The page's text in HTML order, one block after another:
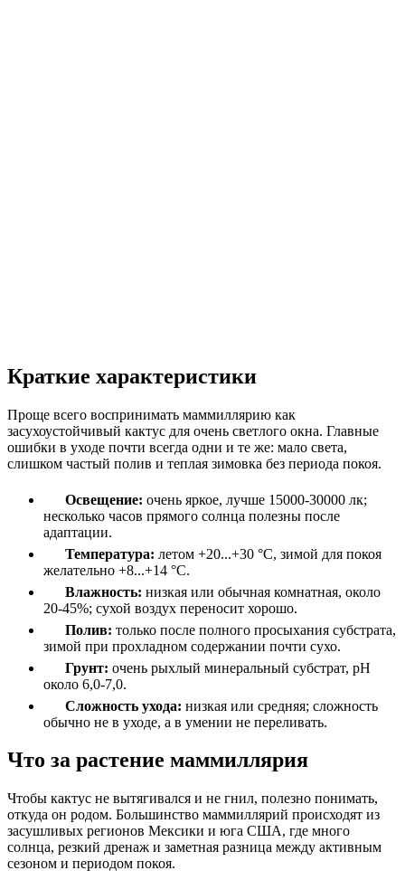
Краткие характеристики
Проще всего воспринимать маммиллярию как
засухоустойчивый кактус для очень светлого окна. Главные
ошибки в уходе почти всегда одни и те же: мало света,
слишком частый полив и теплая зимовка без периода покоя.
Освещение: очень яркое, лучше 15000-30000 лк;
несколько часов прямого солнца полезны после
адаптации.
Температура: летом +20...+30 °C, зимой для покоя
желательно +8...+14 °C.
Влажность: низкая или обычная комнатная, около
20-45%; сухой воздух переносит хорошо.
Полив: только после полного просыхания субстрата,
зимой при прохладном содержании почти сухо.
Грунт: очень рыхлый минеральный субстрат, pH
около 6,0-7,0.
Сложность ухода: низкая или средняя; сложность
обычно не в уходе, а в умении не переливать.
Что за растение маммиллярия
Чтобы кактус не вытягивался и не гнил, полезно понимать,
откуда он родом. Большинство маммиллярий происходят из
засушливых регионов Мексики и юга США, где много
солнца, резкий дренаж и заметная разница между активным
сезоном и периодом покоя.